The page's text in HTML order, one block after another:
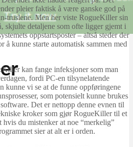
pleier faktisk å være ganske god på
truslene. Men her viste RogueKiller sin
skjulte detaljene som ofte ligger gjemt i
oppstartsposter – altså steder der
å kunne starte automatisk sammen med
kan fange infeksjoner som man
fordi PC-en tilsynelatende
kunne vi se at de funne oppføringene
som potensielt kunne brukes
Det er nettopp denne evnen til
kroker som gjør RogueKiller til et
hvis du mistenker at noe “merkelig”
sier at alt er i orden.